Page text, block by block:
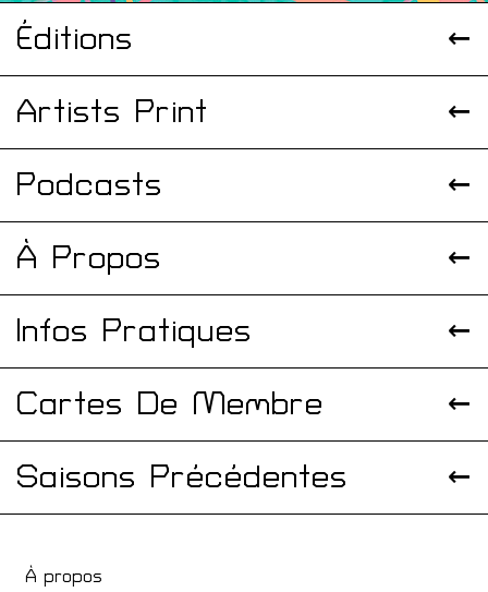
Éditions
Artists Print
Podcasts
À Propos
Infos Pratiques
Cartes De Membre
Saisons Précédentes
À propos